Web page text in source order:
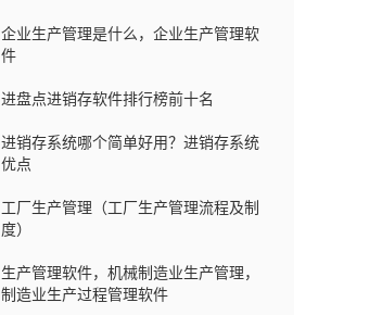
企业生产管理是什么，企业生产管理软
件
进盘点进销存软件排行榜前十名
进销存系统哪个简单好用？进销存系统
优点
工厂生产管理（工厂生产管理流程及制
度）
生产管理软件，机械制造业生产管理，
制造业生产过程管理软件